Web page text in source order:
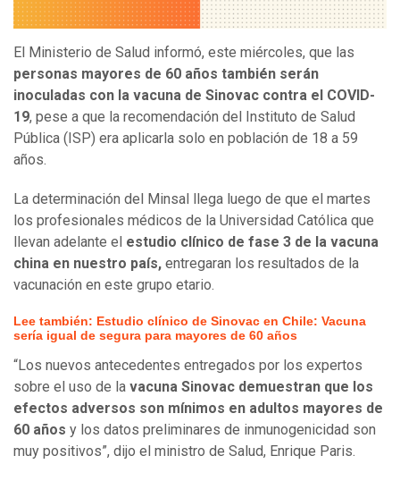
El Ministerio de Salud informó, este miércoles, que las
personas mayores de 60 años también serán
inoculadas con la vacuna de Sinovac contra el COVID-
19, pese a que la recomendación del Instituto de Salud
Pública (ISP) era aplicarla solo en población de 18 a 59
años.
La determinación del Minsal llega luego de que el martes
los profesionales médicos de la Universidad Católica que
llevan adelante el estudio clínico de fase 3 de la vacuna
china en nuestro país, entregaran los resultados de la
vacunación en este grupo etario.
Lee también: Estudio clínico de Sinovac en Chile: Vacuna
sería igual de segura para mayores de 60 años
“Los nuevos antecedentes entregados por los expertos
sobre el uso de la vacuna Sinovac demuestran que los
efectos adversos son mínimos en adultos mayores de
60 años y los datos preliminares de inmunogenicidad son
muy positivos”, dijo el ministro de Salud, Enrique Paris.